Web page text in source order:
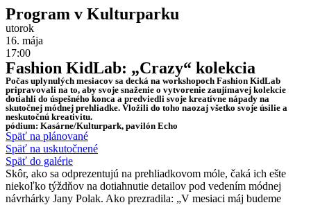
Program v Kulturparku
utorok
16. mája
17:00
Fashion KidLab: „Crazy“ kolekcia
Počas uplynulých mesiacov sa decká na workshopoch Fashion KidLab
pripravovali na to, aby svoje snaženie o vytvorenie zaujímavej kolekcie
dotiahli do úspešného konca a predviedli svoje kreatívne nápady na
skutočnej módnej prehliadke. Vložili do toho naozaj všetko svoje úsilie a
neskutočnú kreativitu.
pódium: Kasárne/Kulturpark, pavilón Echo
Späť na plánované
Späť na uskutočnené
Späť do galérie
Skôr, ako sa odprezentujú na prehliadkovom móle, čaká ich ešte
niekoľko týždňov na dotiahnutie detailov pod vedením módnej
návrhárky Jany Polak. Ako prezradila: „V mesiaci máj budeme